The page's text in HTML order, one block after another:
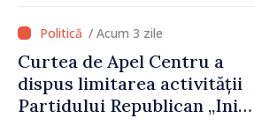
stimulente de peste 28 de
milioane de lei oferite de
Guvern
/ Acum 3 zile
Curtea de Apel Centru a
dispus limitarea activității
Partidului Republican „Inima